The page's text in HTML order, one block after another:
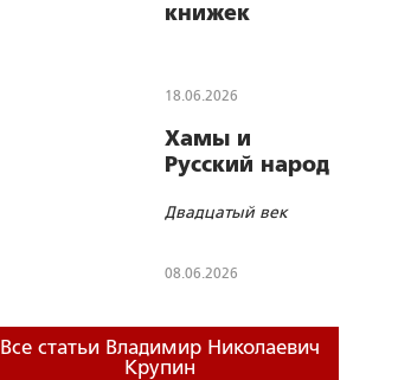
книжек
18.06.2026
Хамы и
Русский народ
Двадцатый век
08.06.2026
Все статьи Владимир Николаевич
Крупин